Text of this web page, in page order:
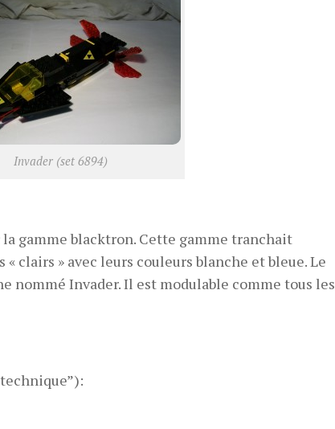
Invader (set 6894)
gamme blacktron. Cette gamme tranchait
clairs » avec leurs couleurs blanche et bleue. Le
nommé Invader. Il est modulable comme tous les